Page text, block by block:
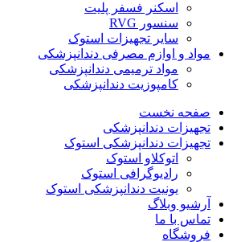
اسکنر فسفر پلیت
سنسور RVG
سایر تجهیزات استوک
مواد و اوازم مصرفی دندانپزشکی
مواد ترمیمی دندانپزشکی
کامپوزیت دندانپزشکی
صفحه نخست
تجهیزات دندانپزشکی
تجهیزات دندانپزشکی استوک
اتوکلاو استوک
رادیوگرافی استوک
یونیت دندانپزشکی استوک
آرشیو وبلاگ
تماس با ما
فروشگاه